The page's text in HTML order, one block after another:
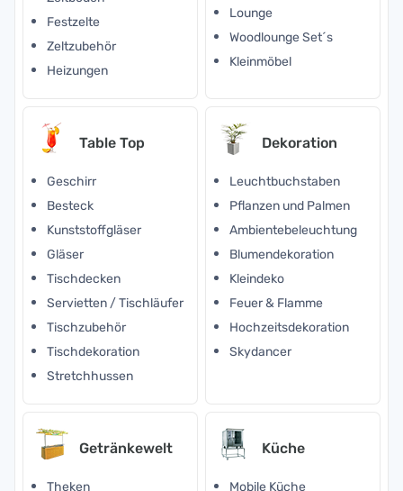
Festzelte
Zeltzubehör
Heizungen
Lounge
Woodlounge Set´s
Kleinmöbel
Table Top
Geschirr
Besteck
Kunststoffgläser
Gläser
Tischdecken
Servietten / Tischläufer
Tischzubehör
Tischdekoration
Stretchhussen
Dekoration
Leuchtbuchstaben
Pflanzen und Palmen
Ambientebeleuchtung
Blumendekoration
Kleindeko
Feuer & Flamme
Hochzeitsdekoration
Skydancer
Getränkewelt
Theken
Küche
Mobile Küche